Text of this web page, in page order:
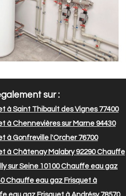
sur :
à Saint Thibault des Vignes 77400
à Chennevières sur Marne 94430
à Gonfreville l'Orcher 76700
à Châtenay Malabry 92290Chauffe
sur Seine 10100Chauffe eau gaz
Chauffe eau gaz Frisquet à